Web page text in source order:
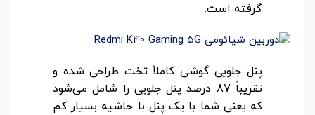
گرفته است.
پنل جلویی گوشی کاملاً تخت طراحی شده و
تقریباً 87 درصد پنل جلویی را شامل می‌شود
که یعنی شما با یک پنل با حاشیه بسیار کم